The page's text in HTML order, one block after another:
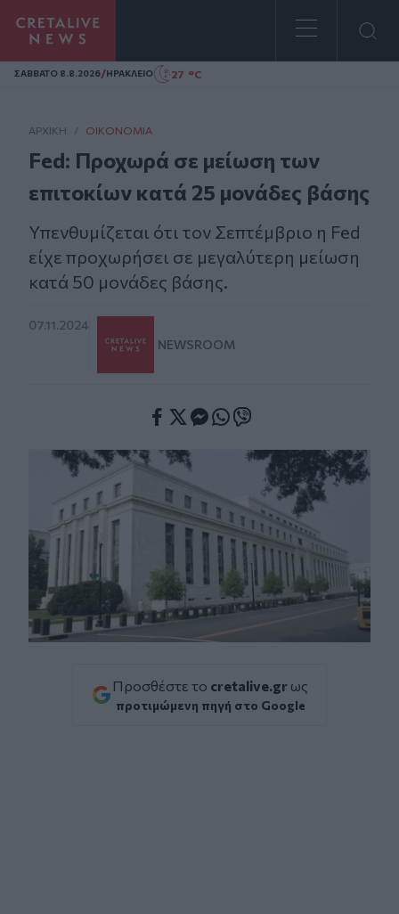
Homepage
ΣAΒΒΑΤΟ 8.8.2026/ΗΡΑΚΛΕΙΟ 27 °C
ΑΡΧΙΚΗ / ΟΙΚΟΝΟΜΊΑ
Fed: Προχωρά σε μείωση των
επιτοκίων κατά 25 μονάδες βάσης
Yπενθυμίζεται ότι τον Σεπτέμβριο η Fed
είχε προχωρήσει σε μεγαλύτερη μείωση
κατά 50 μονάδες βάσης.
07.11.2024
NEWSROOM
Προσθέστε το cretalive.gr ως
προτιμώμενη πηγή στο Google